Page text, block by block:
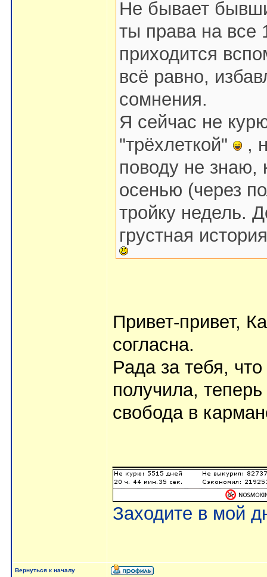
Не бывает
ты права на все
приходится
всё равно,
сомнения.
Я сейчас не
"трёхлеткой"
,
поводу не знаю,
осенью (через
тройку недель.
грустная
Привет-привет,
согласна.
Рада за тебя,
получила,
свобода в
Заходите в мой
Вернуться к началу